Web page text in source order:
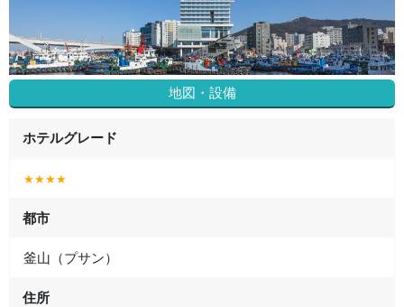
地図・設備
ホテルグレード
★★★★
都市
釜山（プサン）
住所